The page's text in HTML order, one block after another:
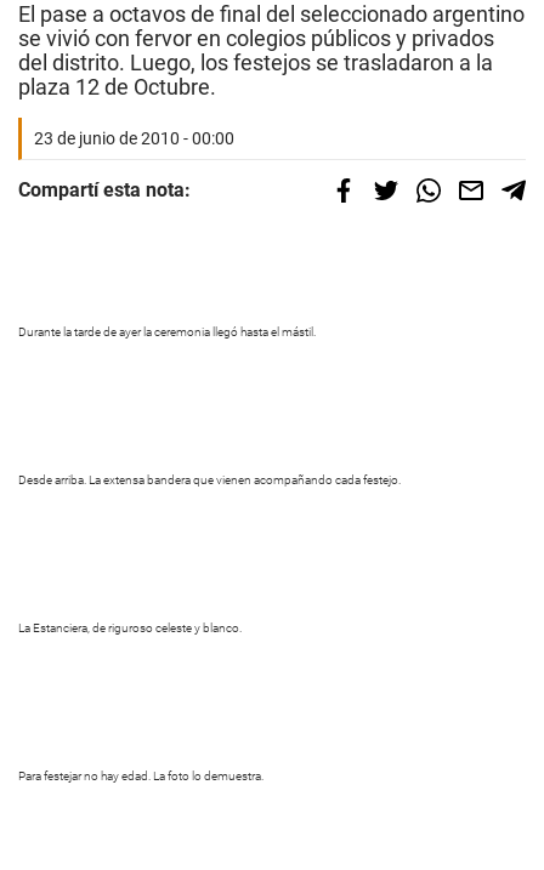
El pase a octavos de final del seleccionado argentino
se vivió con fervor en colegios públicos y privados
del distrito. Luego, los festejos se trasladaron a la
plaza 12 de Octubre.
23 de junio de 2010 - 00:00
Compartí esta nota:
Durante la tarde de ayer laceremonia llegó hasta el mástil.
Desde arriba. La extensa bandera que vienen acompañando cada festejo.
La Estanciera, de riguroso celeste y blanco.
Para festejar no hay edad. La foto lo demuestra.